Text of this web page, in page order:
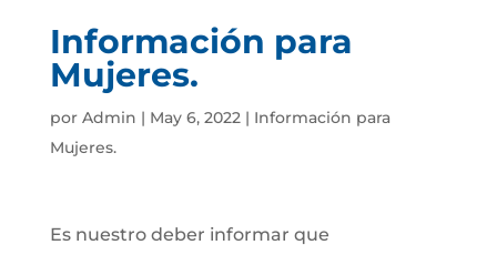
Información para
Mujeres.
por Admin | May 6, 2022| Información para
Mujeres.
Es nuestro deber informar que